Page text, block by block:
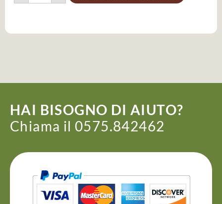
HAI BISOGNO DI AIUTO?
Chiama il 0575.842462